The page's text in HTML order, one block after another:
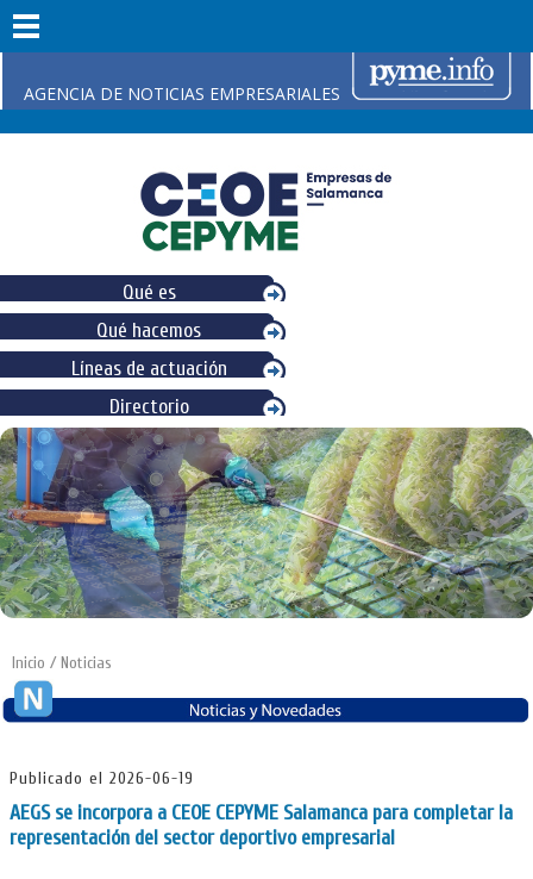
AGENCIA DE NOTICIAS EMPRESARIALES
Qué es
Qué hacemos
Líneas de actuación
Directorio
Inicio / Noticias
Publicado el 2026-06-19
AEGS se incorpora a CEOE CEPYME Salamanca para completar la
representación del sector deportivo empresarial